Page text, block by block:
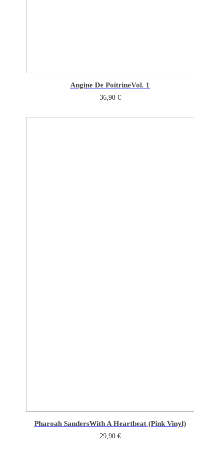
Angine De PoitrineVol. 1
36,90 €
Pharoah SandersWith A Heartbeat (Pink Vinyl)
29,90 €